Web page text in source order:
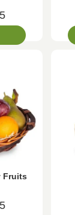
Fruits